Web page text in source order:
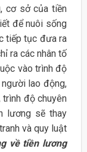
cơ sở của tiền
để nuôi sống
tiếp tục đưa ra
ra các nhân tố
vào trình độ
lao động,
độ chuyên
lương sẽ thay
và quy luật
về tiền lương